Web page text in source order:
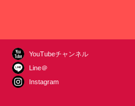
YouTubeチャンネル
Line＠
Instagram